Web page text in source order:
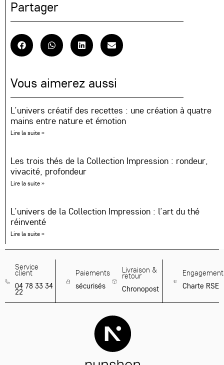
Partager
Vous aimerez aussi
L’univers créatif des recettes : une création à quatre
mains entre nature et émotion
Lire la suite »
Les trois thés de la Collection Impression : rondeur,
vivacité, profondeur
Lire la suite »
L’univers de la Collection Impression : l’art du thé
réinventé
Lire la suite »
Service
client
04 78 33 34
22
Paiements
sécurisés
Livraison &
retour
Chronopost
Charte RSE